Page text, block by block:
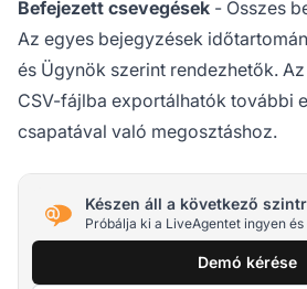
Befejezett csevegések - Összes
Az egyes bejegyzések
és Ügynök szerint rendezhetők.
CSV-fájlba exportálhatók további
csapatával való megosztáshoz.
Készen áll a következő
Próbálja ki a LiveAgentet ingyen
Demó kérése